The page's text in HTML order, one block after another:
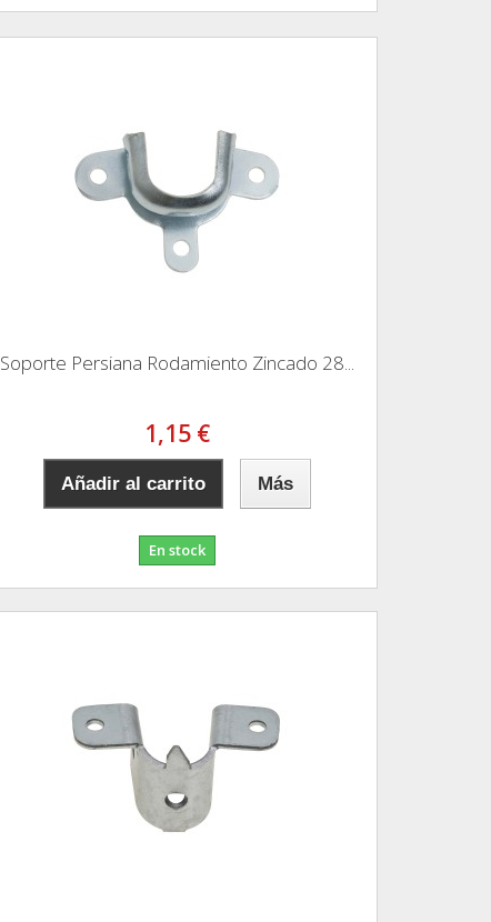
Soporte Persiana Rodamiento Zincado 28...
1,15 €
Añadir al carrito Más
En stock